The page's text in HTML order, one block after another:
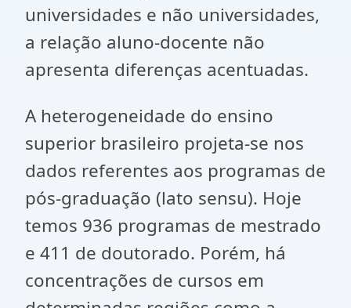
universidades e não universidades,
a relação aluno-docente não
apresenta diferenças acentuadas.
A heterogeneidade do ensino
superior brasileiro projeta-se nos
dados referentes aos programas de
pós-graduação (lato sensu). Hoje
temos 936 programas de mestrado
e 411 de doutorado. Porém, há
concentrações de cursos em